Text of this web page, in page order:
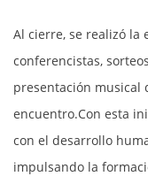
Al cierre, se realizó la
conferencistas,
presentación musical
encuentro.Con esta
con el desarrollo
impulsando la